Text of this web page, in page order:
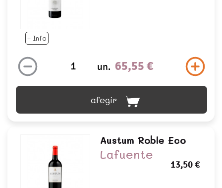
+ Info
un. 65,55 €
afegir
Austum Roble Eco
Lafuente
13,50 €